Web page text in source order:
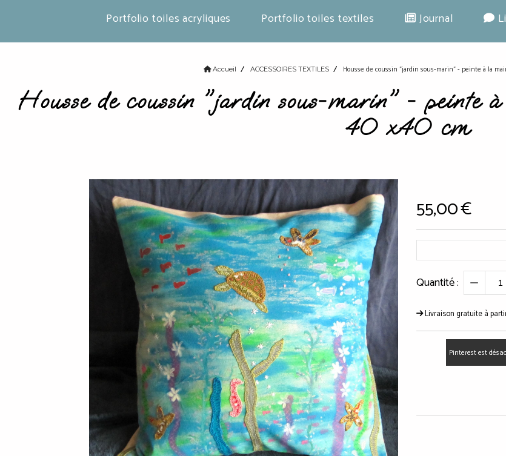
Portfolio toiles acryliques Portfolio toiles textiles Journal
Accueil ACCESSOIRES TEXTILES Housse de coussin "jardin sous-marin" - peinte à la
Housse de coussin "jardin sous-marin" - peinte
40 x40 cm
55,00€
Quantité :
Livraison gratuite à
Pinterest est